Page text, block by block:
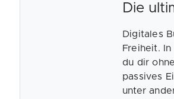
Die
Digitales
Freiheit.
du dir
passives
unter